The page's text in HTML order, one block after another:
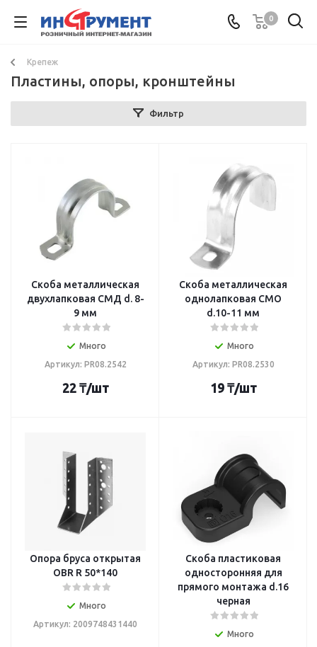
0
Крепеж
Пластины, опоры, кронштейны
Фильтр
Скоба металлическая
двухлапковая СМД d. 8-
9 мм
Много
Артикул: PR08.2542
22₸/шт
Скоба металлическая
однолапковая СМО
d.10-11 мм
Много
Артикул: PR08.2530
19₸/шт
Опора бруса открытая
OBR R 50*140
Много
Артикул: 2009748431440
Скоба пластиковая
односторонняя для
прямого монтажа d.16
черная
Много